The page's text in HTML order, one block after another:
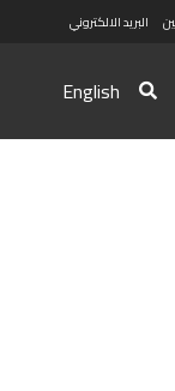
البريد الالكتروني
English